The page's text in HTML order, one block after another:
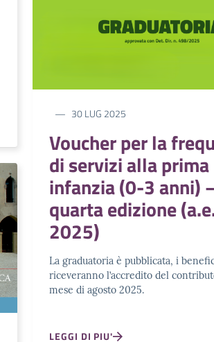
30 LUG 2025
Voucher per la
di servizi alla prima
infanzia (0-3 anni)
quarta edizione
2025)
La graduatoria è pubblicata, i
riceveranno l’accredito del
mese di agosto 2025.
LEGGI DI PIU'